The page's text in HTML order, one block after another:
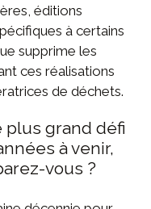
éditions
à certains
supprime les
ces réalisations
de déchets.
plus grand défi
à venir,
vous ?